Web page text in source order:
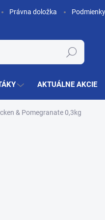
Právna doložka
Hľadať
AKTUÁLNE AKCIE
& Pomegranate 0,3kg